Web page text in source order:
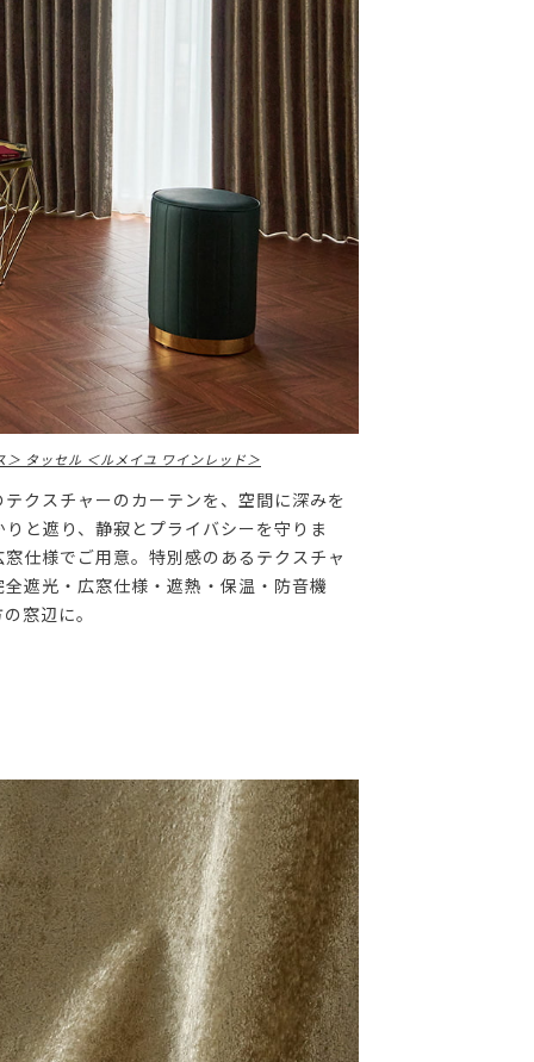
＞ タッセル ＜ルメイユ ワインレッド＞
クスチャーのカーテンを、空間に深みを
と遮り、静寂とプライバシーを守りま
仕様でご用意。特別感のあるテクスチャ
遮光・広窓仕様・遮熱・保温・防音機
窓辺に。